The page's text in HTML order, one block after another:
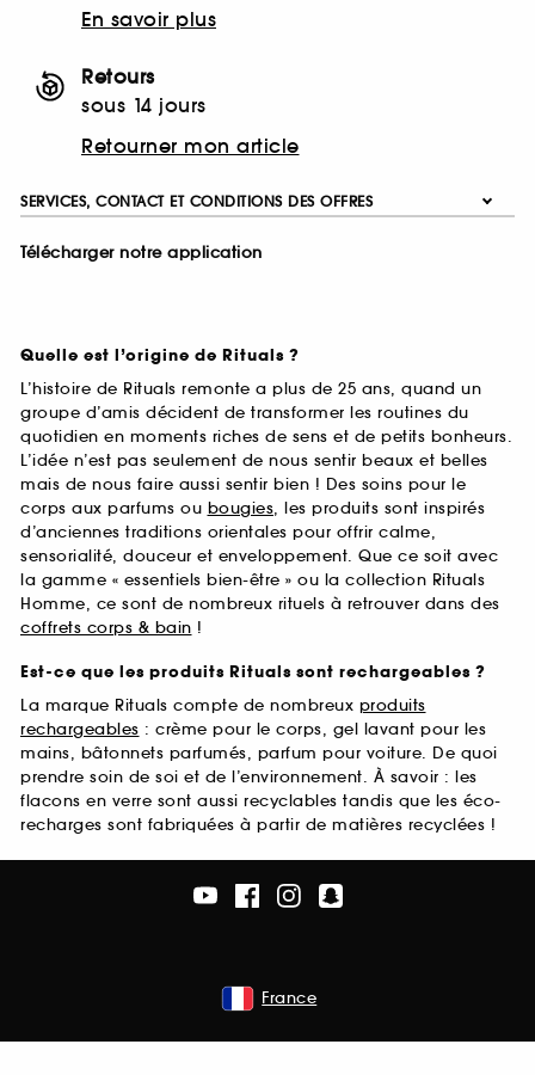
En savoir plus
Retours
sous 14 jours
Retourner mon article
SERVICES, CONTACT ET CONDITIONS DES OFFRES
Télécharger notre application
Quelle est l’origine de Rituals ?
L’histoire de Rituals remonte a plus de 25 ans, quand un
groupe d’amis décident de transformer les routines du
quotidien en moments riches de sens et de petits bonheurs.
L’idée n’est pas seulement de nous sentir beaux et belles
mais de nous faire aussi sentir bien ! Des soins pour le
corps aux parfums ou bougies, les produits sont inspirés
d’anciennes traditions orientales pour offrir calme,
sensorialité, douceur et enveloppement. Que ce soit avec
la gamme « essentiels bien-être » ou la collection Rituals
Homme, ce sont de nombreux rituels à retrouver dans des
coffrets corps & bain !
Est-ce que les produits Rituals sont rechargeables ?
La marque Rituals compte de nombreux produits
rechargeables : crème pour le corps, gel lavant pour les
mains, bâtonnets parfumés, parfum pour voiture. De quoi
prendre soin de soi et de l’environnement. À savoir : les
flacons en verre sont aussi recyclables tandis que les éco-
recharges sont fabriquées à partir de matières recyclées !
France